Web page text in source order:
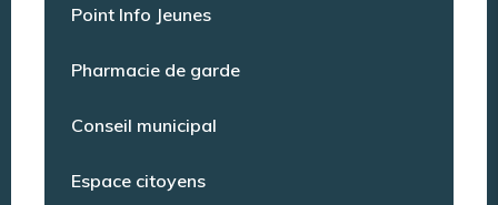
Offres d’emploi
Point Info Jeunes
Pharmacie de garde
Conseil municipal